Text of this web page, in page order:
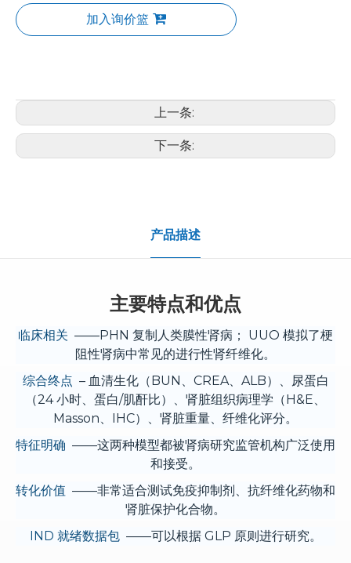
加入询价篮
上一条:
下一条:
产品描述
主要特点和优点
临床相关 ——PHN 复制人类膜性肾病； UUO 模拟了梗
阻性肾病中常见的进行性肾纤维化。
综合终点 – 血清生化（BUN、CREA、ALB）、尿蛋白
（24 小时、蛋白/肌酐比）、肾脏组织病理学（H&E、
Masson、IHC）、肾脏重量、纤维化评分。
特征明确 ——这两种模型都被肾病研究监管机构广泛使用
和接受。
转化价值 ——非常适合测试免疫抑制剂、抗纤维化药物和
肾脏保护化合物。
IND 就绪数据包——可以根据 GLP 原则进行研究。